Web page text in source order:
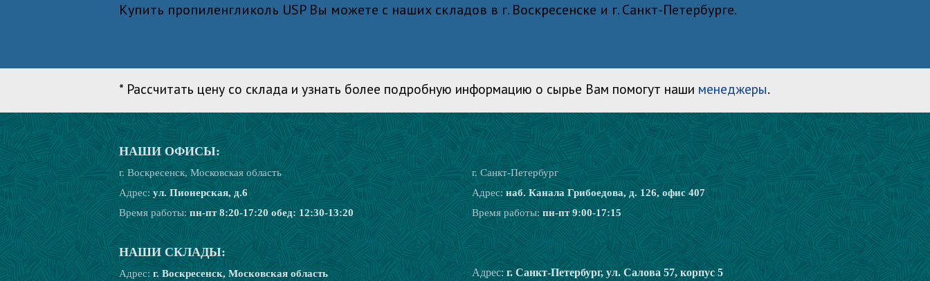
Купить пропиленгликоль USP Вы можете с наших складов в г. Воскресенске и г. Санкт-Петербурге.
* Рассчитать цену со склада и узнать более подробную информацию о сырье Вам помогут наши менеджеры.
НАШИ ОФИСЫ:
г. Воскресенск, Московская область
Адрес: ул. Пионерская, д.6
Время работы: пн-пт 8:20-17:20 обед: 12:30-13:20
НАШИ СКЛАДЫ:
Адрес: г. Воскресенск, Московская область
г. Санкт-Петербург
Адрес: наб. Канала Грибоедова, д. 126, офис 407
Время работы: пн-пт 9:00-17:15
Адрес: г. Санкт-Петербург, ул. Салова 57, корпус 5